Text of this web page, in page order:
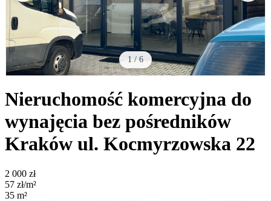
1 / 6
Nieruchomość komercyjna do
wynajęcia bez pośredników
Kraków ul. Kocmyrzowska 22
2 000 zł
57 zł/m²
35 m²